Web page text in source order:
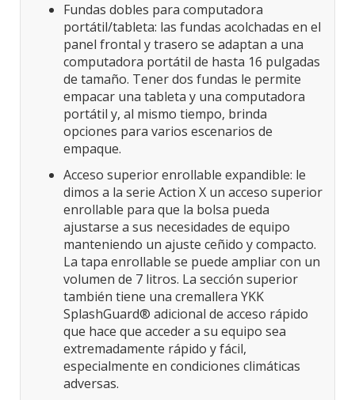
Fundas dobles para computadora
portátil/tableta: las fundas acolchadas en el
panel frontal y trasero se adaptan a una
computadora portátil de hasta 16 pulgadas
de tamaño. Tener dos fundas le permite
empacar una tableta y una computadora
portátil y, al mismo tiempo, brinda
opciones para varios escenarios de
empaque.
Acceso superior enrollable expandible: le
dimos a la serie Action X un acceso superior
enrollable para que la bolsa pueda
ajustarse a sus necesidades de equipo
manteniendo un ajuste ceñido y compacto.
La tapa enrollable se puede ampliar con un
volumen de 7 litros. La sección superior
también tiene una cremallera YKK
SplashGuard® adicional de acceso rápido
que hace que acceder a su equipo sea
extremadamente rápido y fácil,
especialmente en condiciones climáticas
adversas.